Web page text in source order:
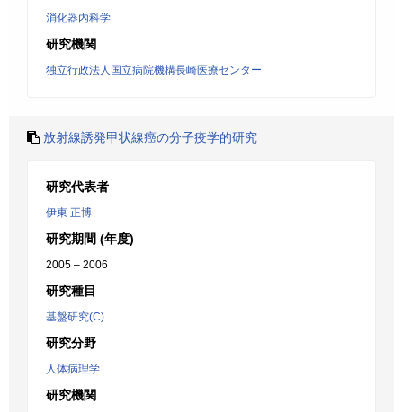
消化器内科学
研究機関
独立行政法人国立病院機構長崎医療センター
放射線誘発甲状線癌の分子疫学的研究
研究代表者
伊東 正博
研究期間 (年度)
2005 – 2006
研究種目
基盤研究(C)
研究分野
人体病理学
研究機関